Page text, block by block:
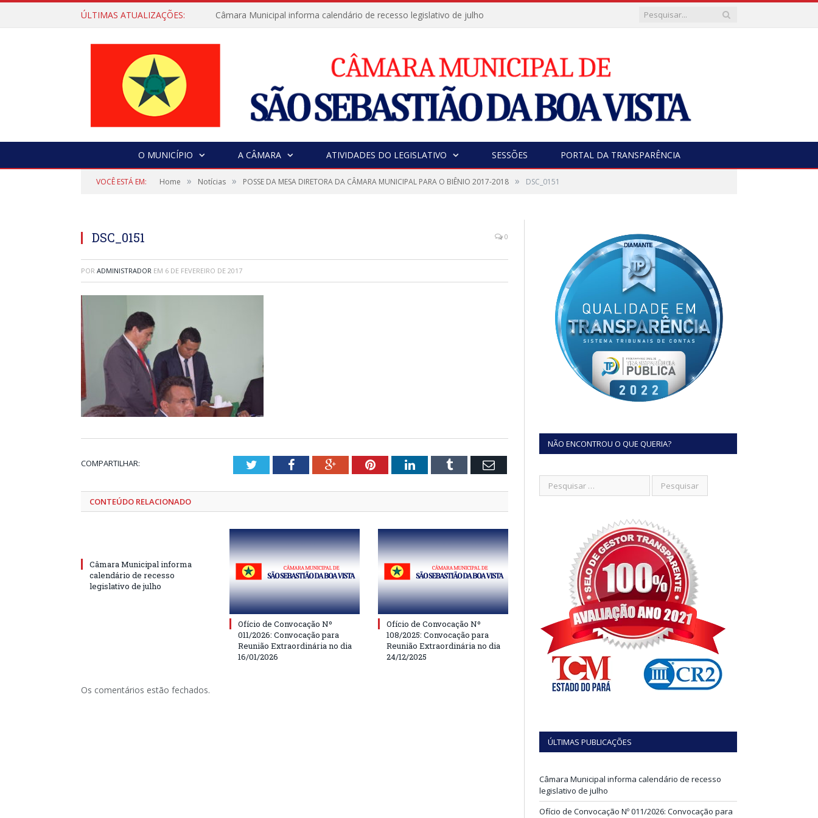
ÚLTIMAS ATUALIZAÇÕES: Câmara Municipal informa calendário de recesso legislativo de julho
O MUNICÍPIO A CÂMARA ATIVIDADES DO LEGISLATIVO SESSÕES PORTAL DA TRANSPARÊNCIA
VOCÊ ESTÁ EM: Home » Notícias » POSSE DA MESA DIRETORA DA CÂMARA MUNICIPAL PARA O BIÊNIO 2017-2018 » DSC_0151
DSC_0151 0
POR ADMINISTRADOR EM 6 DE FEVEREIRO DE 2017
COMPARTILHAR: TwitterFacebookGoogle+PinterestLinkedInTumblr Email
CONTEÚDO RELACIONADO
Câmara Municipal informa
calendário de recesso
legislativo de julho
Ofício de Convocação Nº
011/2026: Convocação para
Reunião Extraordinária no dia
16/01/2026
Ofício de Convocação Nº
108/2025: Convocação para
Reunião Extraordinária no dia
24/12/2025
Os comentários estão fechados.
NÃO ENCONTROU O QUE QUERIA?
ÚLTIMAS PUBLICAÇÕES
Câmara Municipal informa calendário de recesso
legislativo de julho
Ofício de Convocação Nº 011/2026: Convocação para